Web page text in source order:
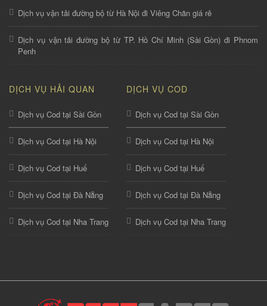
Dịch vụ vận tải đường bộ từ Hà Nội đi Viêng Chăn giá rẻ
Dịch vụ vận tải đường bộ từ TP. Hồ Chí Minh (Sài Gòn) đi Phnom
Penh
DỊCH VỤ HẢI QUAN
Dịch vụ Cod tại Sài Gòn
Dịch vụ Cod tại Hà Nội
Dịch vụ Cod tại Huế
Dịch vụ Cod tại Đà Nẵng
Dịch vụ Cod tại Nha Trang
DỊCH VỤ COD
Dịch vụ Cod tại Sài Gòn
Dịch vụ Cod tại Hà Nội
Dịch vụ Cod tại Huế
Dịch vụ Cod tại Đà Nẵng
Dịch vụ Cod tại Nha Trang